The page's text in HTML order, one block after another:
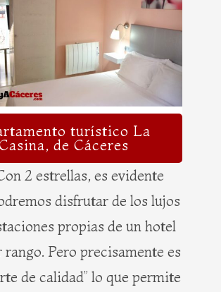
turístico La
de Cáceres
2 estrellas, es evidente
disfrutar de los lujos
propias de un hotel
rango. Pero precisamente es
de calidad” lo que permite